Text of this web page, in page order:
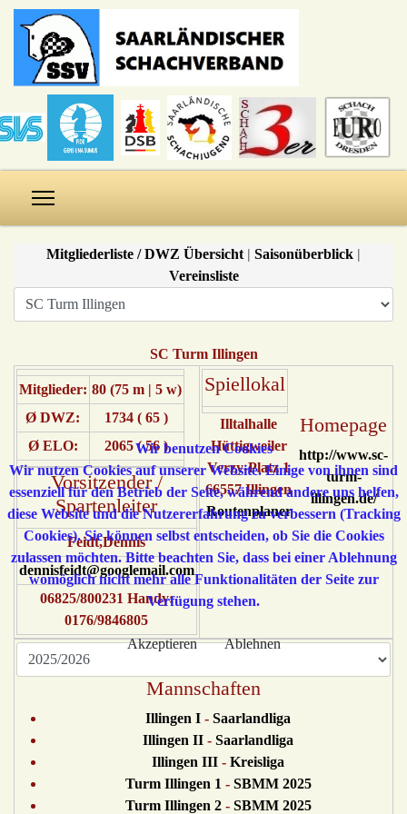
Mitgliederliste / DWZ Übersicht | Saisonüberblick |
Vereinsliste
SC Turm Illingen
Mitglieder: 80 (75 m | 5 w)
Ø DWZ:
1734 ( 65 )
Ø ELO:
2065 ( 56 )
Vorsitzender /
Spartenleiter
Feidt,Dennis
dennisfeidt@googlemail.com
06825/800231 Handy:
0176/9846805
Spiellokal
Illtalhalle
Hüttigweiler
Verzy-Platz 1
66557 Illingen
Routenplaner
Homepage
http://www.sc-
turm-
illingen.de/
Mannschaften
Illingen I - Saarlandliga
Illingen II - Saarlandliga
Illingen III - Kreisliga
Turm Illingen 1 - SBMM 2025
Turm Illingen 2- SBMM 2025
Wir benutzen Cookies
Wir nutzen Cookies auf unserer Website. Einige von ihnen sind
essenziell für den Betrieb der Seite, während andere uns helfen,
diese Website und die Nutzererfahrung zu verbessern (Tracking
Cookies). Sie können selbst entscheiden, ob Sie die Cookies
zulassen möchten. Bitte beachten Sie, dass bei einer Ablehnung
womöglich nicht mehr alle Funktionalitäten der Seite zur
Verfügung stehen.
Akzeptieren Ablehnen